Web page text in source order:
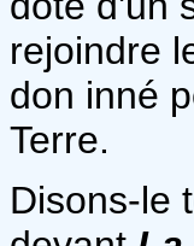
rejoindre
don inné
Terre.
Disons-le